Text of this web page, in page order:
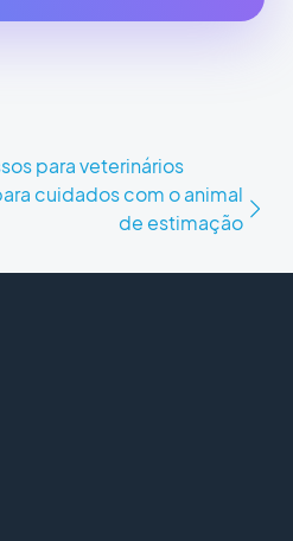
para veterinários
cuidados com o animal
de estimação